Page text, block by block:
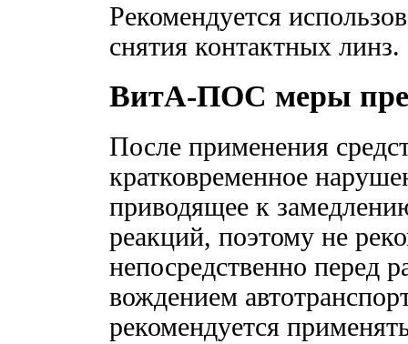
Рекомендуется
снятия контактных линз.
ВитА-ПОС меры
После применения
кратковременное
приводящее к
реакций, поэтому не
непосредственно перед
вождением
рекомендуется